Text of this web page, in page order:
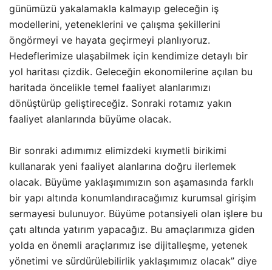
günümüzü yakalamakla kalmayıp geleceğin iş
modellerini, yeteneklerini ve çalışma şekillerini
öngörmeyi ve hayata geçirmeyi planlıyoruz.
Hedeflerimize ulaşabilmek için kendimize detaylı bir
yol haritası çizdik. Geleceğin ekonomilerine açılan bu
haritada öncelikle temel faaliyet alanlarımızı
dönüştürüp geliştireceğiz. Sonraki rotamız yakın
faaliyet alanlarında büyüme olacak.
Bir sonraki adımımız elimizdeki kıymetli birikimi
kullanarak yeni faaliyet alanlarına doğru ilerlemek
olacak. Büyüme yaklaşımımızın son aşamasında farklı
bir yapı altında konumlandıracağımız kurumsal girişim
sermayesi bulunuyor. Büyüme potansiyeli olan işlere bu
çatı altında yatırım yapacağız. Bu amaçlarımıza giden
yolda en önemli araçlarımız ise dijitalleşme, yetenek
yönetimi ve sürdürülebilirlik yaklaşımımız olacak” diye